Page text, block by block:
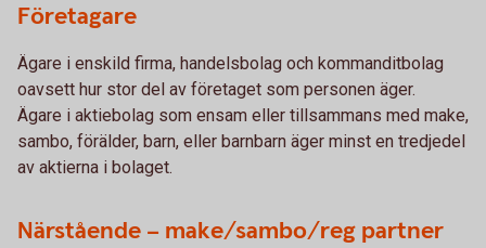
Företagare
Ägare i enskild firma, handelsbolag och kommanditbolag
oavsett hur stor del av företaget som personen äger.
Ägare i aktiebolag som ensam eller tillsammans med make,
sambo, förälder, barn, eller barnbarn äger minst en tredjedel
av aktierna i bolaget.
Närstående – make/sambo/reg partner